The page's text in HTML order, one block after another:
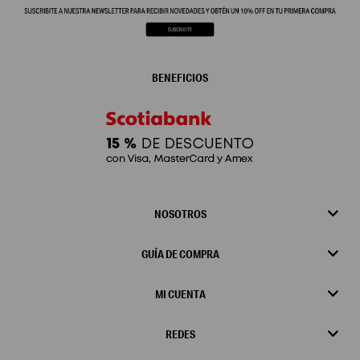
NOSOTROS
GUÍA DE COMPRA
MI CUENTA
REDES
BENEFICIOS